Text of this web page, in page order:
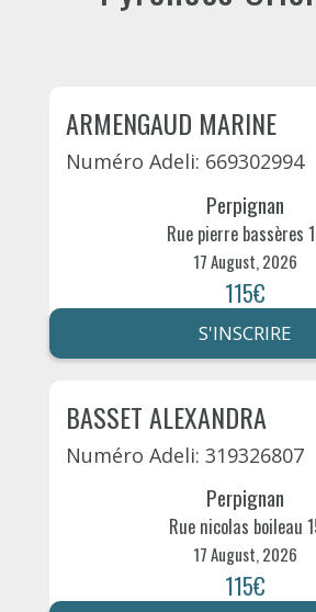
ARMENGAUD MARINE
Numéro Adeli: 669302994
Perpignan
Rue pierre bassères
17 August, 2026
115€
S'INSCRIRE
BASSET ALEXANDRA
Numéro Adeli: 319326807
Perpignan
Rue nicolas boileau
17 August, 2026
115€